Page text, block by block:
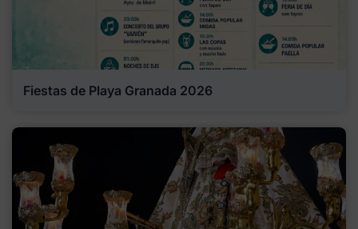
Fiestas de Playa Granada 2026